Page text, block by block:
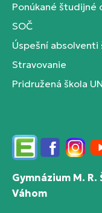
Ponúkané študijné
SOČ
Úspešní absolventi
Stravovanie
Pridružená škola
EdupageFacebook
Gymnázium M.
Váhom